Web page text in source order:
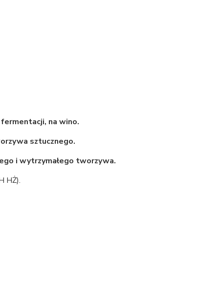
na wino.
sztucznego.
i wytrzymałego tworzywa.
HŻ).